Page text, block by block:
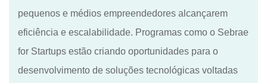
pequenos e médios empreendedores alcançarem
eficiência e escalabilidade. Programas como o Sebrae
for Startups estão criando oportunidades para o
desenvolvimento de soluções tecnológicas voltadas